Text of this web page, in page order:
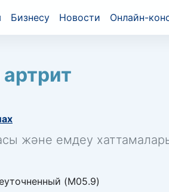
Бизнесу Новости Онлайн-
және емдеу
(M05.9)